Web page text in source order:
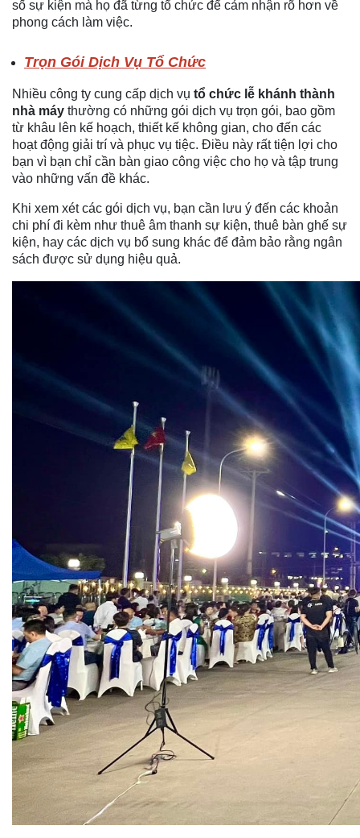
số sự kiện mà họ đã từng tổ chức để cảm nhận rõ hơn về
phong cách làm việc.
Trọn Gói Dịch Vụ Tổ Chức
Nhiều công ty cung cấp dịch vụ tổ chức lễ khánh thành
nhà máy thường có những gói dịch vụ trọn gói, bao gồm
từ khâu lên kế hoạch, thiết kế không gian, cho đến các
hoạt động giải trí và phục vụ tiệc. Điều này rất tiện lợi cho
bạn vì bạn chỉ cần bàn giao công việc cho họ và tập trung
vào những vấn đề khác.
Khi xem xét các gói dịch vụ, bạn cần lưu ý đến các khoản
chi phí đi kèm như thuê âm thanh sự kiện, thuê bàn ghế sự
kiện, hay các dịch vụ bổ sung khác để đảm bảo rằng ngân
sách được sử dụng hiệu quả.